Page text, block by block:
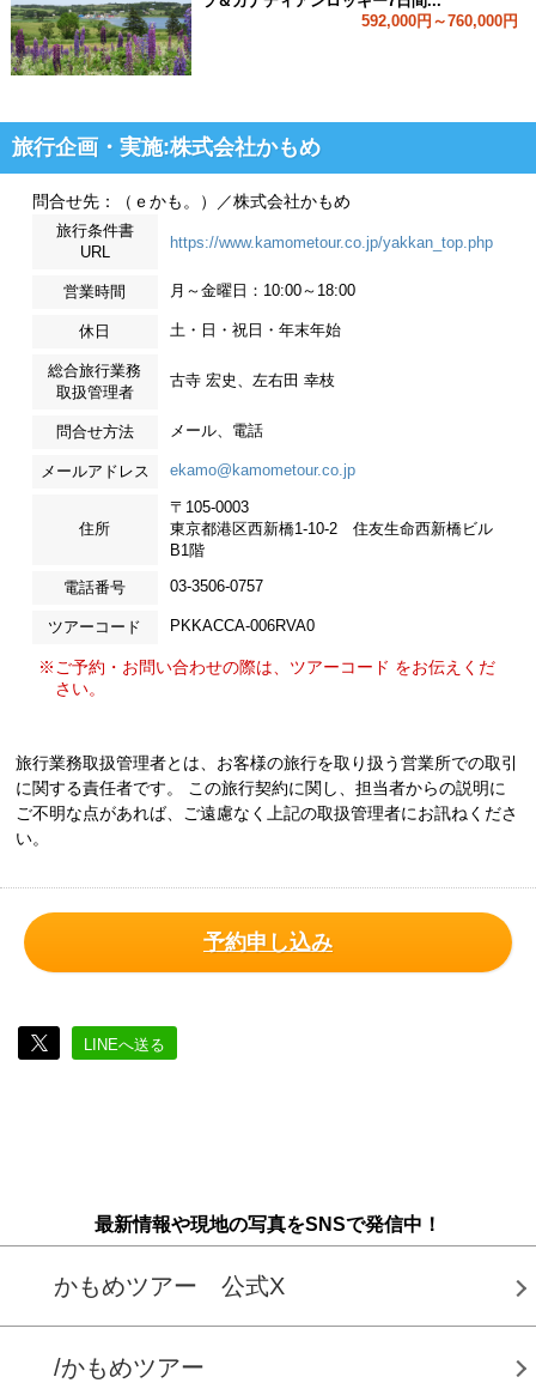
592,000円～760,000円
旅行企画・実施:株式会社かもめ
問合せ先：（ｅかも。）／株式会社かもめ
旅行条件書
URL
https://www.kamometour.co.jp/yakkan_top.php
営業時間 月～金曜日：10:00～18:00
休日 土・日・祝日・年末年始
総合旅行業務
取扱管理者
古寺 宏史、左右田 幸枝
問合せ方法 メール、電話
メールアドレス ekamo@kamometour.co.jp
住所
〒105-0003
東京都港区西新橋1-10-2 住友生命西新橋ビル
B1階
電話番号 03-3506-0757
ツアーコード PKKACCA-006RVA0
※ご予約・お問い合わせの際は、ツアーコード をお伝えくだ
さい。
旅行業務取扱管理者とは、お客様の旅行を取り扱う営業所での取引
に関する責任者です。 この旅行契約に関し、担当者からの説明に
ご不明な点があれば、ご遠慮なく上記の取扱管理者にお訊ねくださ
い。
予約申し込み
LINEへ送る
最新情報や現地の写真をSNSで発信中！
かもめツアー 公式X
/かもめツアー